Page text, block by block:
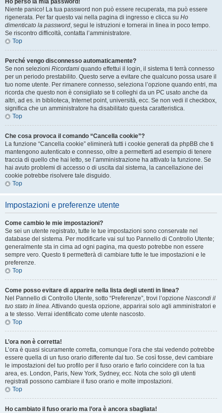
Ho perso la mia password!
Niente panico! La tua password non può essere recuperata, ma può essere
rigenerata. Per far questo vai nella pagina di ingresso e clicca su Ho
dimenticato la password, segui le istruzioni e tornerai in linea in poco tempo.
Se riscontro difficoltà, contatta l’amministratore.
Top
Perché vengo disconnesso automaticamente?
Se non selezioni Ricordami quando effettui il login, il sistema ti terrà connesso
per un periodo prestabilito. Questo serve a evitare che qualcuno possa usare il
tuo nome utente. Per rimanere connesso, seleziona l’opzione quando entri, ma
ricorda che questo non è consigliato se ti colleghi da un PC usato anche da
altri, ad es. in biblioteca, Internet point, università, ecc. Se non vedi il checkbox,
significa che un amministratore ha disabilitato questa caratteristica.
Top
Che cosa provoca il comando “Cancella cookie”?
La funzione “Cancella cookie” eliminerà tutti i cookie generati da phpBB che ti
mantengono autenticato e connesso, oltre a permetterti ad esempio di tenere
traccia di quello che hai letto, se l’amministrazione ha attivato la funzione. Se
hai avuto problemi di accesso o di uscita dal sistema, la cancellazione dei
cookie potrebbe risolvere tale disguido.
Top
Impostazioni e preferenze utente
Come cambio le mie impostazioni?
Se sei un utente registrato, tutte le tue impostazioni sono conservate nel
database del sistema. Per modificarle vai sul tuo Pannello di Controllo Utente;
generalmente sta in cima ad ogni pagina, ma questo potrebbe non essere
sempre vero. Questo ti permetterà di cambiare tutte le tue impostazioni e le
preferenze.
Top
Come posso evitare di apparire nella lista degli utenti in linea?
Nel Pannello di Controllo Utente, sotto “Preferenze”, trovi l’opzione Nascondi il
tuo stato in linea. Attivando questa opzione, apparirai solo agli amministratori e
a te stesso. Verrai identificato come utente nascosto.
Top
L’ora non è corretta!
L’ora è quasi sicuramente corretta, comunque l’ora che stai vedendo potrebbe
essere quella di un fuso orario differente dal tuo. Se così fosse, devi cambiare
le impostazioni del tuo profilo per il fuso orario e farlo coincidere con la tua
area, es. London, Paris, New York, Sydney, ecc. Nota che solo gli utenti
registrati possono cambiare il fuso orario e molte impostazioni.
Top
Ho cambiato il fuso orario ma l’ora è ancora sbagliata!